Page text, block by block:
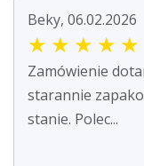
Beky, 06.02.2026
★ ★ ★ ★ ★
Zamówienie
starannie
stanie. Polec...